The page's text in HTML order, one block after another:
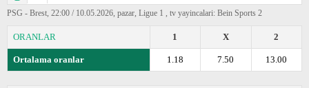
PSG - Brest, 22:00 / 10.05.2026, pazar, Ligue 1 , tv yayincalari: Bein Sports 2
ORANLAR 2
X
1
Ortalama oranlar 13.00
7.50
1.18